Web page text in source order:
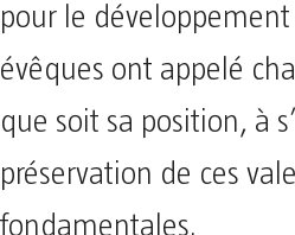
pour le
évêques ont appelé
que soit sa position, à
préservation de ces
fondamentales.